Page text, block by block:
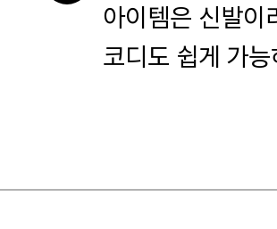
아이템은 신발
코디도 쉽게 가